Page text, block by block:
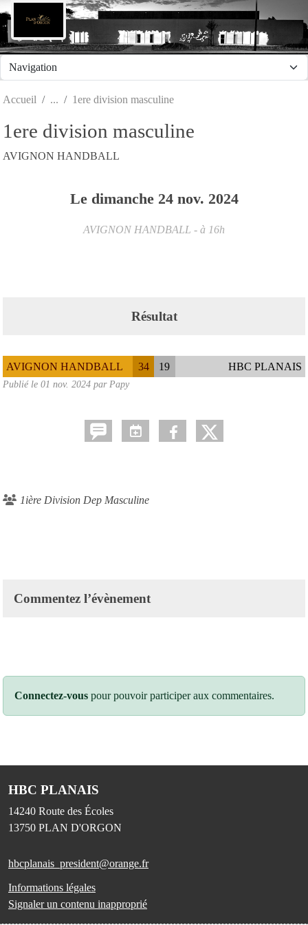
Accueil 1ere division masculine
1ere division masculine
AVIGNON HANDBALL
Le dimanche 24 nov. 2024
AVIGNON HANDBALL - à 16h
Résultat
AVIGNON HANDBALL 34 19 HBC PLANAIS
Publié le 01 nov. 2024 par Papy
1ière Division Dep Masculine
Commentez l’évènement
Connectez-vous pour pouvoir participer aux commentaires.
HBC PLANAIS
14240 Route des Écoles
13750 PLAN D'ORGON
hbcplanais_president@orange.fr
Informations légales
Signaler un contenu inapproprié
Panneau de gestion des cookies